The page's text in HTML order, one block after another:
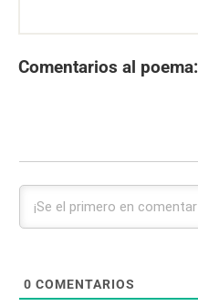
Comentarios al poema:
0 COMENTARIOS